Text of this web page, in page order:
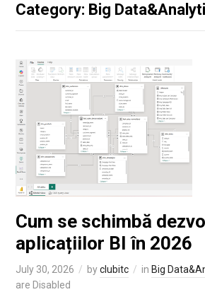
Category: Big
Cum se schimbă
aplicațiilor BI în 2026
July 30, 2026 byclubitc in Big
are Disabled